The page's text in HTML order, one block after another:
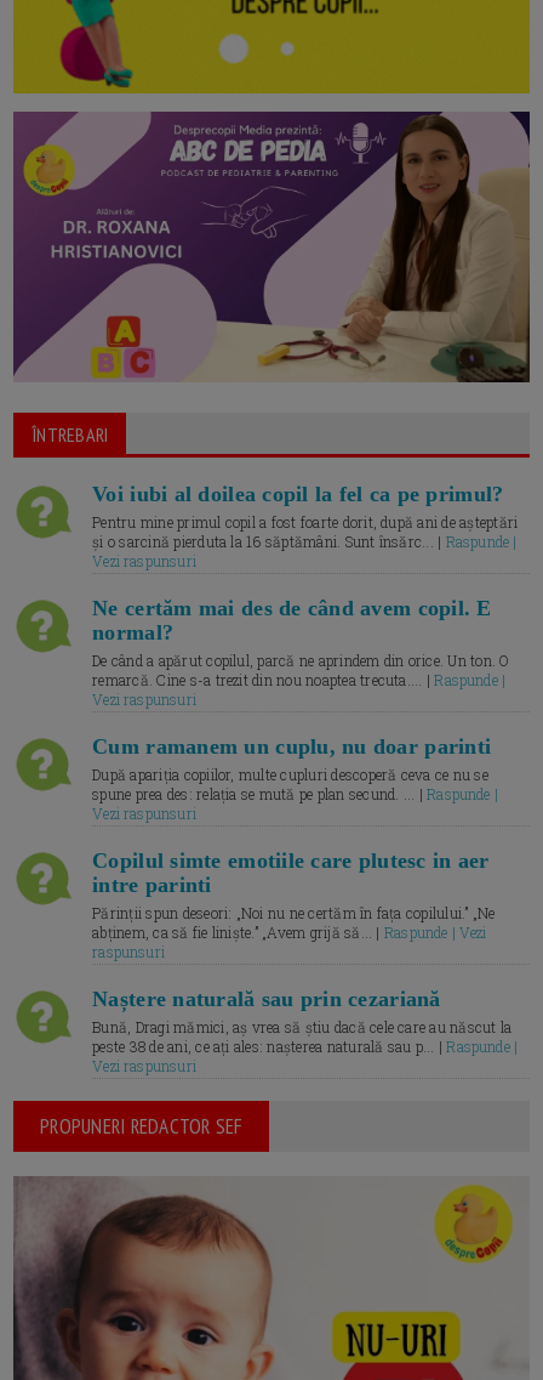
ÎNTREBARI
Voi iubi al doilea copil la fel ca pe primul?
Pentru mine primul copil a fost foarte dorit, după ani de așteptări
și o sarcină pierduta la 16 săptămâni. Sunt însărc... | Raspunde |
Vezi raspunsuri
Ne certăm mai des de când avem copil. E
normal?
De când a apărut copilul, parcă ne aprindem din orice. Un ton. O
remarcă. Cine s-a trezit din nou noaptea trecuta.... |Raspunde |
Vezi raspunsuri
Cum ramanem un cuplu, nu doar parinti
După apariția copiilor, multe cupluri descoperă ceva ce nu se
spune prea des: relația se mută pe plan secund. ... |Raspunde |
Vezi raspunsuri
Copilul simte emotiile care plutesc in aer
intre parinti
Părinții spun deseori: „Noi nu ne certăm în fața copilului.” „Ne
abținem, ca să fie liniște.” „Avem grijă să... | Raspunde | Vezi
raspunsuri
Naștere naturală sau prin cezariană
Bună, Dragi mămici, aș vrea să știu dacă cele care au născut la
peste 38 de ani, ce ați ales: nașterea naturală sau p... |Raspunde |
Vezi raspunsuri
PROPUNERI REDACTOR SEF